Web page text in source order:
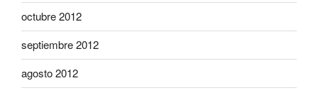
octubre 2012
septiembre 2012
agosto 2012